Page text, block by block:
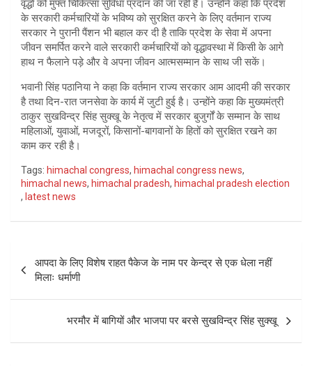
वृद्धों को मुफ्त चिकित्सा सुविधा प्रदान की जा रही है। उन्होंने कहा कि प्रदेश
के सरकारी कर्मचारियों के भविष्य को सुरक्षित करने के लिए वर्तमान राज्य
सरकार ने पुरानी पैंशन भी बहाल कर दी है ताकि प्रदेश के सेवा में अपना
जीवन समर्पित करने वाले सरकारी कर्मचारियों को वृद्धावस्था में किसी के आगे
हाथ न फैलाने पड़े और वे अपना जीवन आत्मसम्मान के साथ जी सकें।
भवानी सिंह पठानिया ने कहा कि वर्तमान राज्य सरकार आम आदमी की सरकार
है तथा दिन-रात जनसेवा के कार्य में जुटी हुई है। उन्होंने कहा कि मुख्यमंत्री
ठाकुर सुखविन्द्र सिंह सुक्खू के नेतृत्व में सरकार बुजुर्गों के सम्मान के साथ
महिलाओं, युवाओं, मजदूरों, किसानों-बागवानों के हितों को सुरक्षित रखने का
काम कर रही है।
Tags: himachal congress, himachal congress news,
himachal news, himachal pradesh, himachal pradesh election
, latest news
navigation
आपदा के लिए विशेष राहत पैकेज के नाम पर केन्द्र से एक धेला नहीं
मिलाः धर्माणी
भरमौर में बागियों और भाजपा पर बरसे सुखविन्द्र सिंह सुक्खू